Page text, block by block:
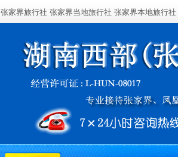
张家界旅行社 张家界当地旅行社 张家界本地旅行社